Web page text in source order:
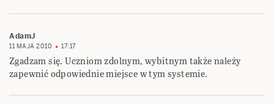
AdamJ
11 MAJA 2010 17:17
Zgadzam się. Uczniom zdolnym, wybitnym także należy
zapewnić odpowiednie miejsce w tym systemie.